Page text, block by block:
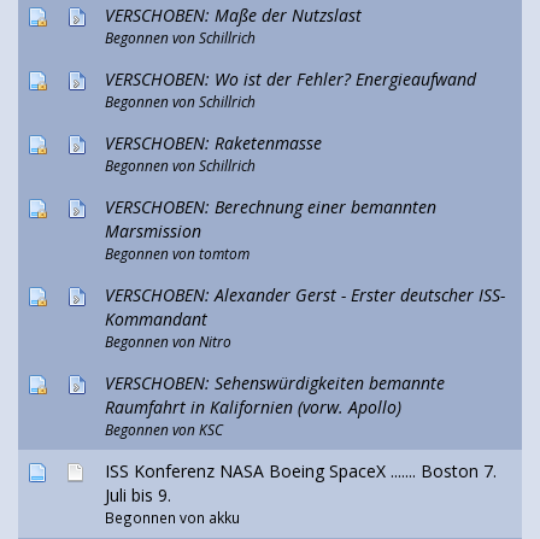
VERSCHOBEN: Maße der Nutzslast
Begonnen vonSchillrich
VERSCHOBEN: Wo ist der Fehler? Energieaufwand
Begonnen vonSchillrich
VERSCHOBEN: Raketenmasse
Begonnen vonSchillrich
VERSCHOBEN: Berechnung einer bemannten
Marsmission
Begonnen vontomtom
VERSCHOBEN: Alexander Gerst - Erster deutscher ISS-
Kommandant
Begonnen vonNitro
VERSCHOBEN: Sehenswürdigkeiten bemannte
Raumfahrt in Kalifornien (vorw. Apollo)
Begonnen vonKSC
ISS Konferenz NASA Boeing SpaceX ....... Boston 7.
Juli bis 9.
Begonnen von akku